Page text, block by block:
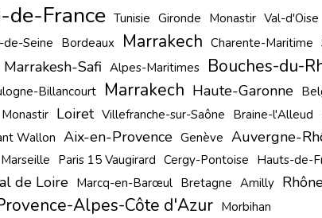
de-France Tunisie Gironde Monastir Val-d'Oise
de-Seine Bordeaux Marrakech Charente-Maritime
Marrakesh-Safi Alpes-Maritimes Bouches-du-
Billancourt Marrakech Haute-Garonne
Monastir Loiret Villefranche-sur-Saône Braine-l'Alleud
Wallon Aix-en-Provence Genève Auvergne-
Marseille Paris 15 Vaugirard Cergy-Pontoise Hauts-de-
de Loire Marcq-en-Barœul Bretagne Amilly
Alpes-Côte d'Azur Morbihan